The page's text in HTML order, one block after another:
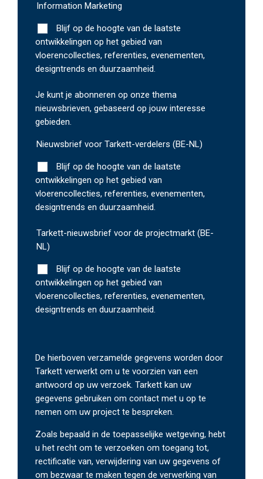
Information Marketing
Blijf op de hoogte van de laatste
ontwikkelingen op het gebied van
vloerencollecties, referenties, evenementen,
designtrends en duurzaamheid.
Je kunt je abonneren op onze thema
nieuwsbrieven, gebaseerd op jouw interesse
gebieden.
Nieuwsbrief voor Tarkett-verdelers (BE-NL)
Blijf op de hoogte van de laatste
ontwikkelingen op het gebied van
vloerencollecties, referenties, evenementen,
designtrends en duurzaamheid.
Tarkett-nieuwsbrief voor de projectmarkt (BE-
NL)
Blijf op de hoogte van de laatste
ontwikkelingen op het gebied van
vloerencollecties, referenties, evenementen,
designtrends en duurzaamheid.
De hierboven verzamelde gegevens worden door
Tarkett verwerkt om u te voorzien van een
antwoord op uw verzoek. Tarkett kan uw
gegevens gebruiken om contact met u op te
nemen om uw project te bespreken.
Zoals bepaald in de toepasselijke wetgeving, hebt
u het recht om te verzoeken om toegang tot,
rectificatie van, verwijdering van uw gegevens of
om bezwaar te maken tegen de verwerking van